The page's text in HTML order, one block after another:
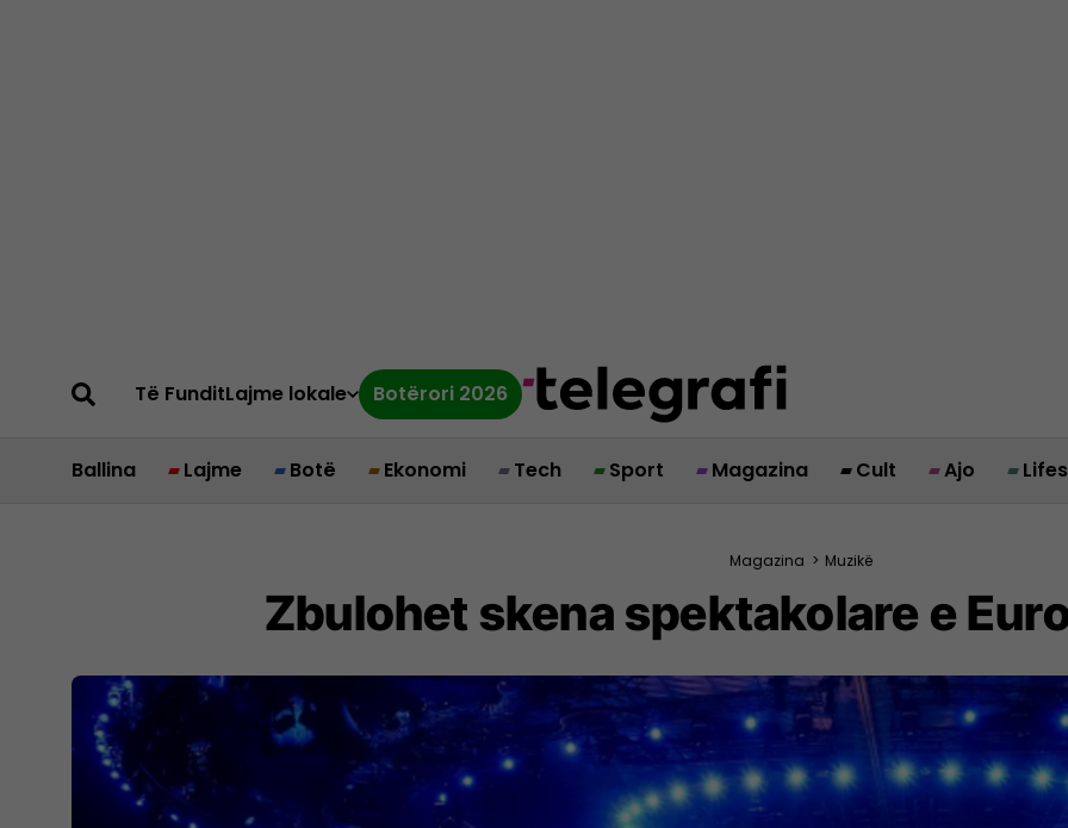
Të FunditLajme lokale Botërori 2026
Ballina Lajme Botë Ekonomi Tech Sport Magazina Cult Ajo
Magazina > Muzikë
Zbulohet skena spektakolare e